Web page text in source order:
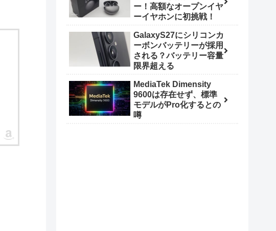
ー！高額なオープンイヤ
ーイヤホンに初挑戦！
GalaxyS27にシリコンカ
ーボンバッテリーが採用
される？バッテリー容量
限界超える
MediaTek Dimensity
9600は存在せず、標準
モデルがPro化するとの
噂